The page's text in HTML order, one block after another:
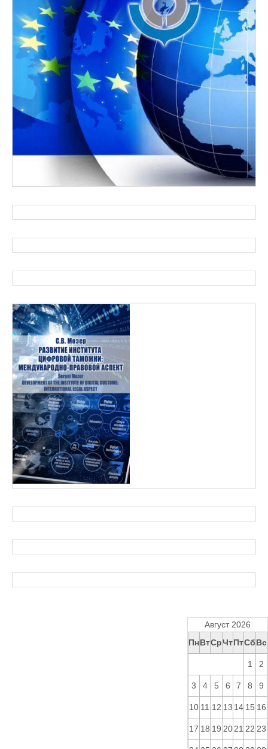
Август 2026
ПнВтСрЧтПтСбВс
1 2
3 4 5 6 7 8 9
10 11 12 13 14 15 16
17 18 19 2021 22 23